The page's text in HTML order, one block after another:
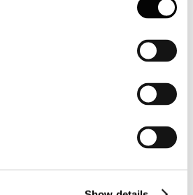
organizza a Bologna, in
di Federterme, il convegno